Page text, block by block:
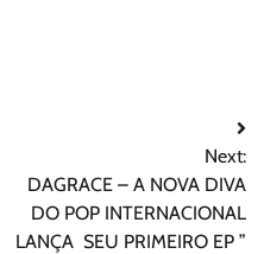
Next:
DAGRACE – A NOVA DIVA
DO POP INTERNACIONAL
LANÇA SEU PRIMEIRO EP ”